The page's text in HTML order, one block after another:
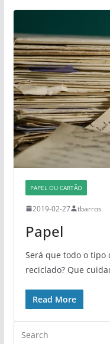
PAPEL OU CARTÃO
2019-02-27 tbarros
Papel
Será que todo o tipo
reciclado? Que
Read More